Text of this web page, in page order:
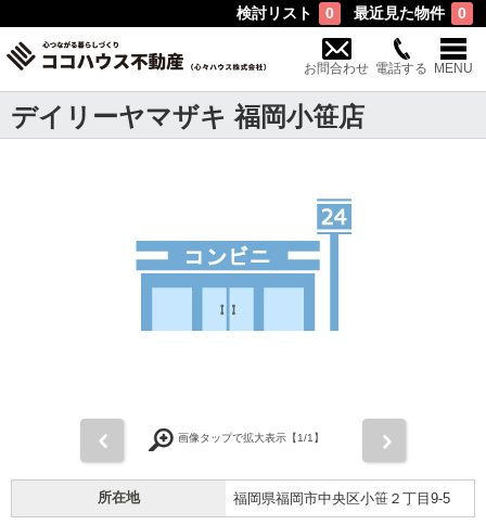
検討リスト 0 最近見た物件 0
お問合わせ 電話する MENU
デイリーヤマザキ 福岡小笹店
画像タップで拡大表示【1/1】
所在地 福岡県福岡市中央区小笹２丁目9-5